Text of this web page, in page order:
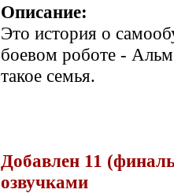
Описание:
Это история о
боевом роботе -
такое семья.
Добавлен 11
озвучками